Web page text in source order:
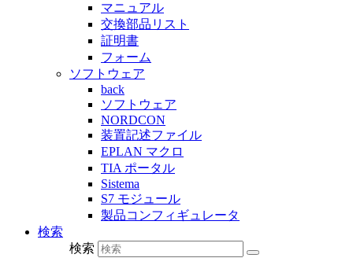
マニュアル
交換部品リスト
証明書
フォーム
ソフトウェア
back
ソフトウェア
NORDCON
装置記述ファイル
EPLAN マクロ
TIA ポータル
Sistema
S7 モジュール
製品コンフィギュレータ
検索
検索